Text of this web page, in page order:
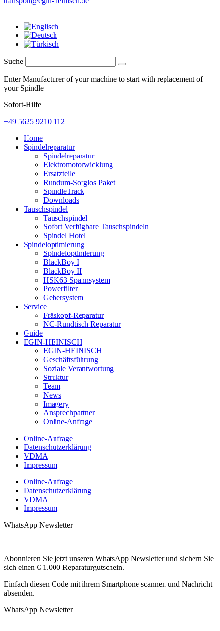
Suche
Enter Manufacturer of your machine to start with replacement of
your Spindle
Sofort-Hilfe
+49 5625 9210 112
Home
Spindelreparatur
Spindelreparatur
Elektromotorwicklung
Ersatzteile
Rundum-Sorglos Paket
SpindleTrack
Downloads
Tauschspindel
Tauschspindel
Sofort Verfügbare Tauschspindeln
Spindel Hotel
Spindeloptimierung
Spindeloptimierung
BlackBoy I
BlackBoy II
HSK63 Spannsystem
Powerfilter
Gebersystem
Service
Fräskopf-Reparatur
NC-Rundtisch Reparatur
Guide
EGIN-HEINISCH
EGIN-HEINISCH
Geschäftsführung
Soziale Verantwortung
Struktur
Team
News
Imagery
Ansprechpartner
Online-Anfrage
Online-Anfrage
Datenschutzerklärung
VDMA
Impressum
Online-Anfrage
Datenschutzerklärung
VDMA
Impressum
WhatsApp Newsletter
Abonnieren Sie jetzt unseren WhatsApp Newsletter und sichern Sie
sich einen € 1.000 Reparaturgutschein.
Einfach diesen Code mit ihrem Smartphone scannen und Nachricht
absenden.
WhatsApp Newsletter